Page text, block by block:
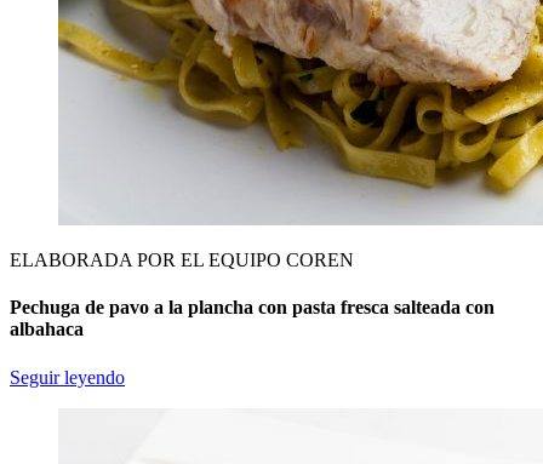
ELABORADA POR EL EQUIPO COREN
Pechuga de pavo a la plancha con pasta fresca salteada con
albahaca
Seguir leyendo